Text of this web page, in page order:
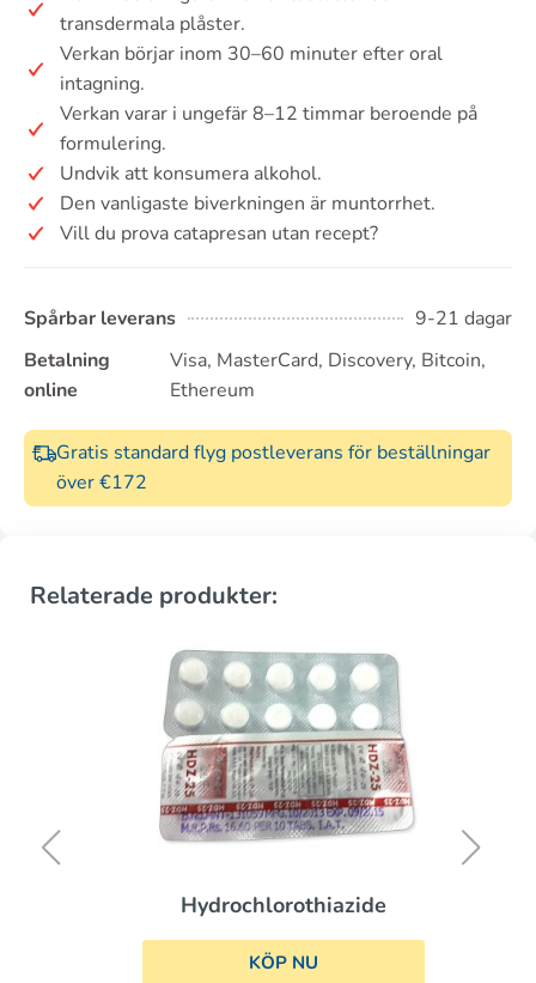
transdermala plåster.
Verkan börjar inom 30–60 minuter efter oral
intagning.
Verkan varar i ungefär 8–12 timmar beroende på
formulering.
Undvik att konsumera alkohol.
Den vanligaste biverkningen är muntorrhet.
Vill du prova catapresan utan recept?
Spårbar leverans
9-21 dagar
Betalning
online
Visa, MasterCard, Discovery, Bitcoin,
Ethereum
Gratis standard flyg postleverans för beställningar
över €172
Relaterade produkter:
Hydrochlorothiazide
KÖP NU